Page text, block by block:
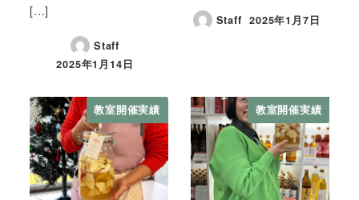
[…]
Staff
2025年1月14日
Staff 2025年1月7日
教室開催実績 教室開催実績